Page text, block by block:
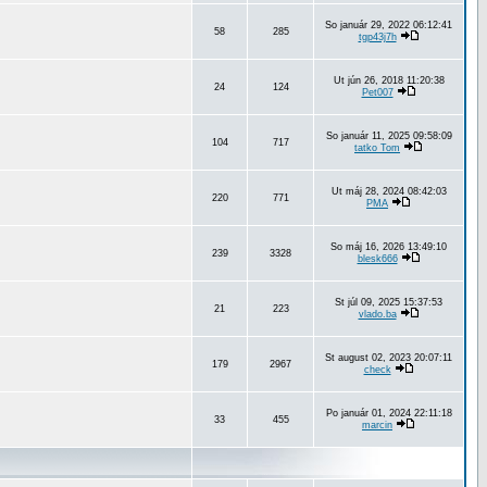
58 285
So január 29, 2022 06:12:41
tgp43j7h
24 124
Ut jún 26, 2018 11:20:38
Pet007
104 717
So január 11, 2025 09:58:09
tatko Tom
220 771
Ut máj 28, 2024 08:42:03
PMA
239 3328
So máj 16, 2026 13:49:10
blesk666
21 223
St júl 09, 2025 15:37:53
vlado.ba
179 2967
St august 02, 2023 20:07:11
check
33 455
Po január 01, 2024 22:11:18
marcin